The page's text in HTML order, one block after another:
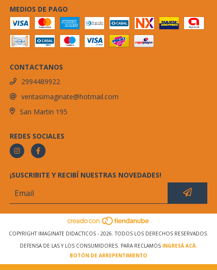
MEDIOS DE PAGO
CONTACTANOS
2994489922
ventasimaginate@hotmail.com
San Martin 195
REDES SOCIALES
¡SUSCRIBITE Y RECIBÍ NUESTRAS NOVEDADES!
COPYRIGHT IMAGINATE DIDACTICOS - 2026. TODOS LOS DERECHOS RESERVADOS.
DEFENSA DE LAS Y LOS CONSUMIDORES. PARA RECLAMOS INGRESÁ ACÁ.
BOTÓN DE ARREPENTIMIENTO